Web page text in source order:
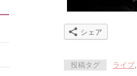
シェア
投稿タグ ライブ,